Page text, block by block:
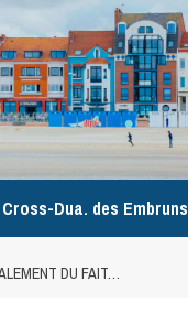
Cross-Dua. des Embruns
DU FAIT…